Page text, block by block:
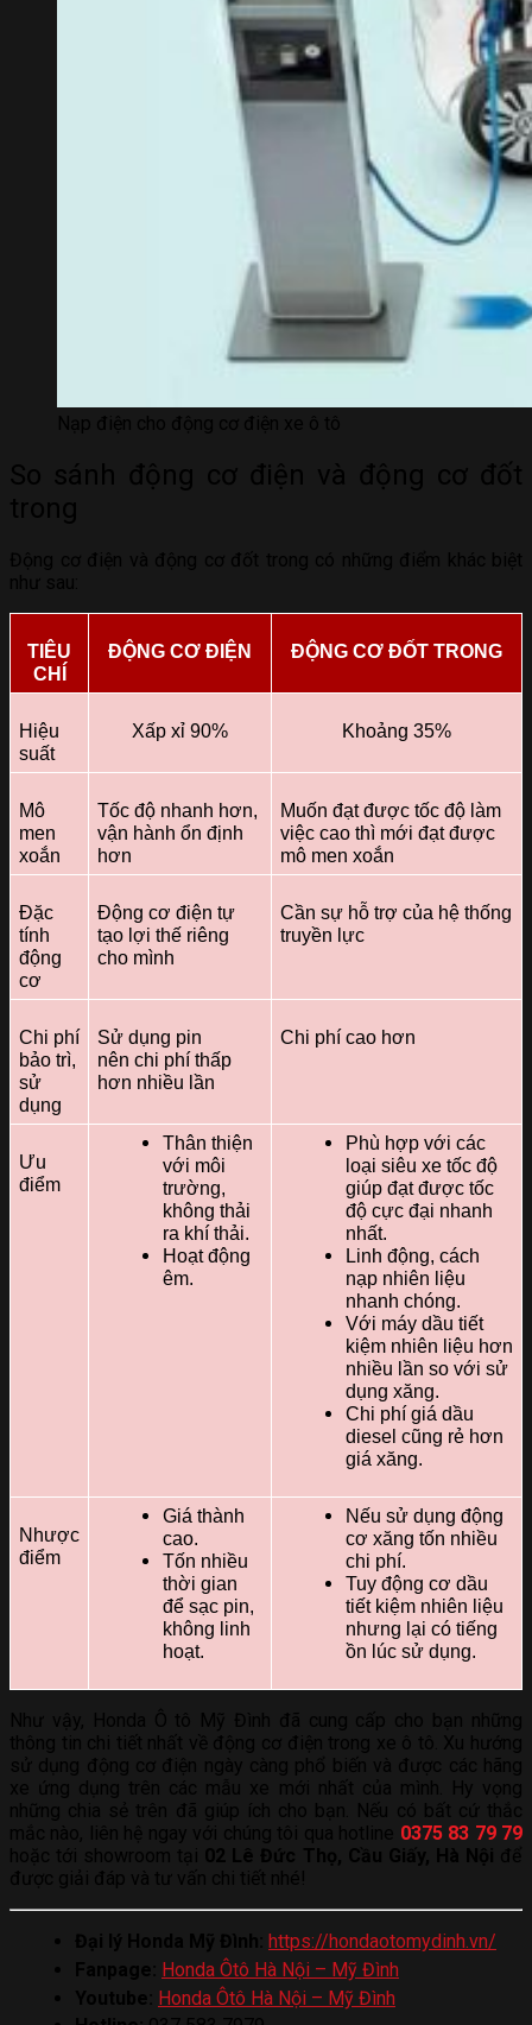
TIÊU
CHÍ
ĐỘNG CƠ ĐIỆN ĐỘNG CƠ ĐỐT TRONG
Hiệu
suất
Xấp xỉ 90% Khoảng 35%
Mô
men
xoắn
Tốc độ nhanh hơn,
vận hành ổn định
hơn
Muốn đạt được tốc độ làm
việc cao thì mới đạt được
mô men xoắn
Đặc
tính
động
cơ
Động cơ điện tự
tạo lợi thế riêng
cho mình
Cần sự hỗ trợ của hệ thống
truyền lực
Chi phí
bảo trì,
sử
dụng
Sử dụng pin
nên chi phí thấp
hơn nhiều lần
Chi phí cao hơn
Ưu
điểm
Thân thiện
với môi
trường,
không thải
ra khí thải.
Hoạt động
êm.
Phù hợp với các
loại siêu xe tốc độ
giúp đạt được tốc
độ cực đại nhanh
nhất.
Linh động, cách
nạp nhiên liệu
nhanh chóng.
Với máy dầu tiết
kiệm nhiên liệu hơn
nhiều lần so với sử
dụng xăng.
Chi phí giá dầu
diesel cũng rẻ hơn
giá xăng.
Nhược
điểm
Giá thành
cao.
Tốn nhiều
thời gian
để sạc pin,
không linh
hoạt.
Nếu sử dụng động
cơ xăng tốn nhiều
chi phí.
Tuy động cơ dầu
tiết kiệm nhiên liệu
nhưng lại có tiếng
ồn lúc sử dụng.
0375 83 79 79
https://hondaotomydinh.vn/
Honda Ôtô Hà Nội – Mỹ Đình
Honda Ôtô Hà Nội – Mỹ Đình